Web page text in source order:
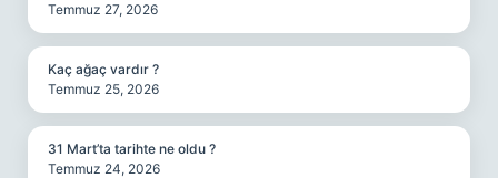
Temmuz 27, 2026
Kaç ağaç vardır ?
Temmuz 25, 2026
31 Mart’ta tarihte ne oldu ?
Temmuz 24, 2026